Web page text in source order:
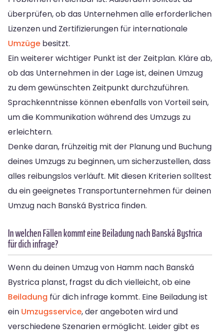
überprüfen, ob das Unternehmen alle erforderlichen
Lizenzen und Zertifizierungen für internationale
Umzüge besitzt.
Ein weiterer wichtiger Punkt ist der Zeitplan. Kläre ab,
ob das Unternehmen in der Lage ist, deinen Umzug
zu dem gewünschten Zeitpunkt durchzuführen.
Sprachkenntnisse können ebenfalls von Vorteil sein,
um die Kommunikation während des Umzugs zu
erleichtern.
Denke daran, frühzeitig mit der Planung und Buchung
deines Umzugs zu beginnen, um sicherzustellen, dass
alles reibungslos verläuft. Mit diesen Kriterien solltest
du ein geeignetes Transportunternehmen für deinen
Umzug nach Banská Bystrica finden.
In welchen Fällen kommt eine Beiladung nach Banská Bystrica
für dich infrage?
Wenn du deinen Umzug von Hamm nach Banská
Bystrica planst, fragst du dich vielleicht, ob eine
Beiladung für dich infrage kommt. Eine Beiladung ist
ein Umzugsservice, der angeboten wird und
verschiedene Szenarien ermöglicht. Leider gibt es